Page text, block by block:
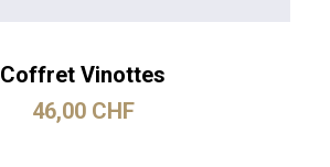
Coffret Vinottes
46,00 CHF